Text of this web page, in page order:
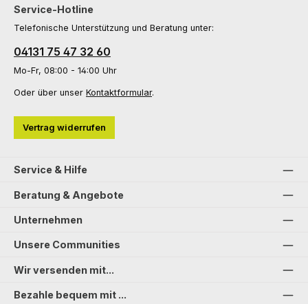
Service-Hotline
Telefonische Unterstützung und Beratung unter:
04131 75 47 32 60
Mo-Fr, 08:00 - 14:00 Uhr
Oder über unser Kontaktformular.
Vertrag widerrufen
Service & Hilfe
Beratung & Angebote
Unternehmen
Unsere Communities
Wir versenden mit...
Bezahle bequem mit ...